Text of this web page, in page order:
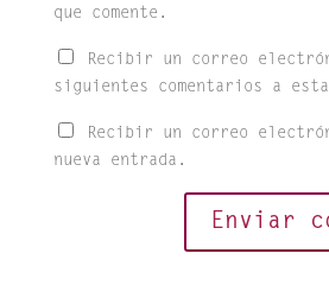
que comente.
Recibir un correo
siguientes comentarios a
Recibir un correo
nueva entrada.